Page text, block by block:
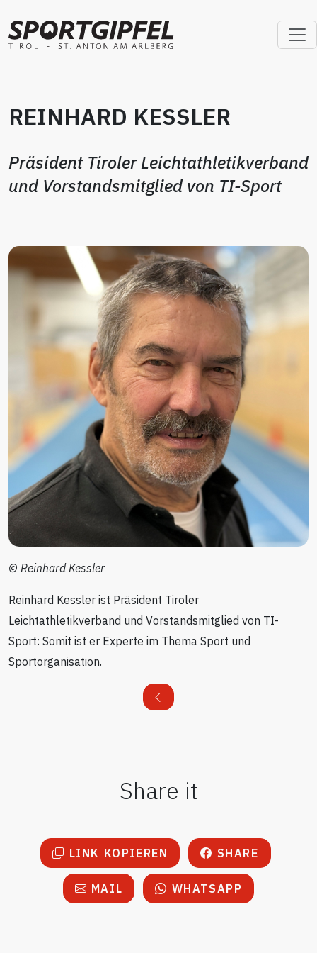
REINHARD KESSLER
Präsident Tiroler Leichtathletikverband
und Vorstandsmitglied von TI-Sport
© Reinhard Kessler
Reinhard Kessler ist Präsident Tiroler
Leichtathletikverband und Vorstandsmitglied von TI-
Sport: Somit ist er Experte im Thema Sport und
Sportorganisation.
Share it
LINK KOPIEREN SHARE
MAIL WHATSAPP